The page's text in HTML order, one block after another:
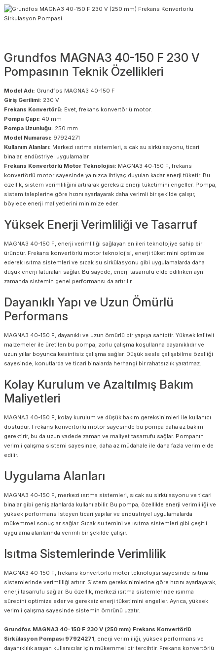
Grundfos MAGNA3 40-150 F 230 V
Pompasının Teknik Özellikleri
Model Adı: Grundfos MAGNA3 40-150 F
Giriş Gerilimi: 230 V
Frekans Konvertörü: Evet, frekans konvertörlü motor.
Pompa Çapı: 40 mm
Pompa Uzunluğu: 250 mm
Model Numarası: 97924271
Kullanım Alanları: Merkezi ısıtma sistemleri, sıcak su sirkülasyonu, ticari
binalar, endüstriyel uygulamalar.
Frekans Konvertörlü Motor Teknolojisi: MAGNA3 40-150 F, frekans
konvertörlü motor sayesinde yalnızca ihtiyaç duyulan kadar enerji tüketir. Bu
özellik, sistem verimliliğini artırarak gereksiz enerji tüketimini engeller. Pompa,
sistem taleplerine göre hızını ayarlayarak daha verimli bir şekilde çalışır,
böylece enerji maliyetlerini minimize eder.
Yüksek Enerji Verimliliği ve Tasarruf
MAGNA3 40-150 F, enerji verimliliği sağlayan en ileri teknolojiye sahip bir
üründür. Frekans konvertörlü motor teknolojisi, enerji tüketimini optimize
ederek ısıtma sistemleri ve sıcak su sirkülasyonu gibi uygulamalarda daha
düşük enerji faturaları sağlar. Bu sayede, enerji tasarrufu elde edilirken aynı
zamanda sistemin genel performansı da artırılır.
Dayanıklı Yapı ve Uzun Ömürlü
Performans
MAGNA3 40-150 F, dayanıklı ve uzun ömürlü bir yapıya sahiptir. Yüksek kaliteli
malzemeler ile üretilen bu pompa, zorlu çalışma koşullarına dayanıklıdır ve
uzun yıllar boyunca kesintisiz çalışma sağlar. Düşük sesle çalışabilme özelliği
sayesinde, konutlarda ve ticari binalarda herhangi bir rahatsızlık yaratmaz.
Kolay Kurulum ve Azaltılmış Bakım
Maliyetleri
MAGNA3 40-150 F, kolay kurulum ve düşük bakım gereksinimleri ile kullanıcı
dostudur. Frekans konvertörlü motor sayesinde bu pompa daha az bakım
gerektirir, bu da uzun vadede zaman ve maliyet tasarrufu sağlar. Pompanın
verimli çalışma sistemi sayesinde, daha az müdahale ile daha fazla verim elde
edilir.
Uygulama Alanları
MAGNA3 40-150 F, merkezi ısıtma sistemleri, sıcak su sirkülasyonu ve ticari
binalar gibi geniş alanlarda kullanılabilir. Bu pompa, özellikle enerji verimliliği ve
yüksek performans isteyen ticari yapılar ve endüstriyel uygulamalarda
mükemmel sonuçlar sağlar. Sıcak su temini ve ısıtma sistemleri gibi çeşitli
uygulama alanlarında verimli bir şekilde çalışır.
Isıtma Sistemlerinde Verimlilik
MAGNA3 40-150 F, frekans konvertörlü motor teknolojisi sayesinde ısıtma
sistemlerinde verimliliği artırır. Sistem gereksinimlerine göre hızını ayarlayarak,
enerji tasarrufu sağlar. Bu özellik, merkezi ısıtma sistemlerinde ısınma
sürecini optimize eder ve gereksiz enerji tüketimini engeller. Ayrıca, yüksek
verimli çalışma sayesinde sistemin ömrünü uzatır.
Grundfos MAGNA3 40-150 F 230 V (250 mm) Frekans Konvertörlü
Sirkülasyon Pompası 97924271 , enerji verimliliği, yüksek performans ve
dayanıklılık arayan kullanıcılar için mükemmel bir tercihtir. Frekans konvertörlü